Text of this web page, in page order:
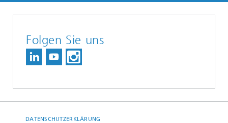
Folgen Sie uns
DATENSCHUTZERKLÄRUNG